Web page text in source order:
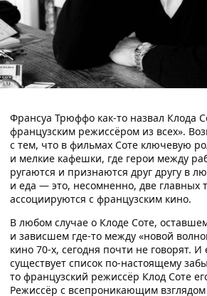
Франсуа Трюффо как-то назвал Клода
французским режиссёром из всех».
с тем, что в фильмах Соте ключевую
и мелкие кафешки, где герои между
ругаются и признаются друг другу в
и еда — это, несомненно, две главных
ассоциируются с французским кино.
В любом случае о Клоде Соте,
и зависшем где-то между «новой
кино 70-х, сегодня почти не говорят.
существует список по-настоящему
то французский режиссёр Клод Соте
Режиссёр с всепроникающим взглядом